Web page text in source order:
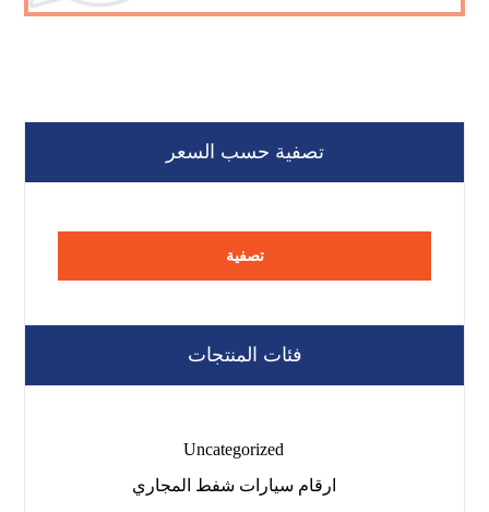
تصفية حسب السعر
تصفية
فئات المنتجات
Uncategorized
ارقام سيارات شفط المجاري